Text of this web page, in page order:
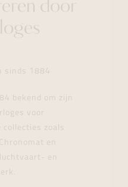
door
sinds 1884
bekend om zijn
voor
zoals
en
en